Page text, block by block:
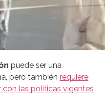
puede ser una
pero también requiere
con las políticas vigentes